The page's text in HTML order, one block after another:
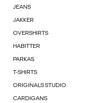
JEANS
JAKKER
OVERSHIRTS
HABITTER
PARKAS
T-SHIRTS
ORIGINALS STUDIO
CARDIGANS